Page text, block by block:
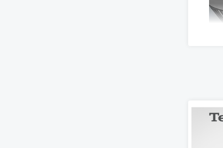
SL-